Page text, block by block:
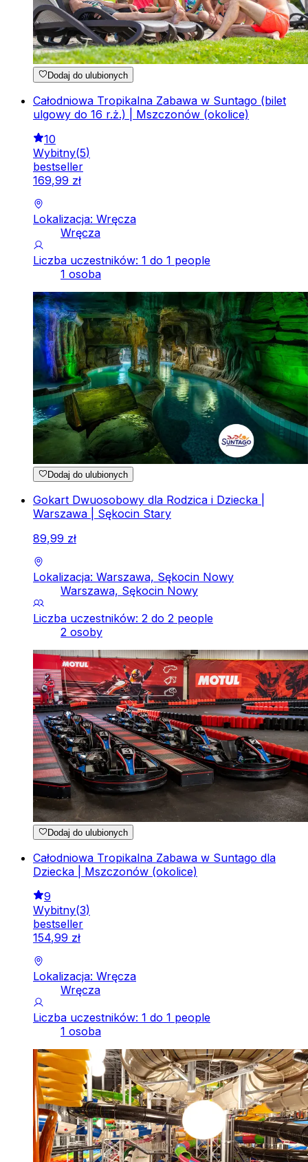
Dodaj do ulubionych
Całodniowa Tropikalna Zabawa w Suntago (bilet
ulgowy do 16 r.ż.) | Mszczonów (okolice)
10
Wybitny(5)
bestseller
169,99 zł
Lokalizacja: Wręcza
Wręcza
Liczba uczestników: 1 do 1 people
1 osoba
Dodaj do ulubionych
Gokart Dwuosobowy dla Rodzica i Dziecka |
Warszawa | Sękocin Stary
89,99 zł
Lokalizacja: Warszawa, Sękocin Nowy
Warszawa, Sękocin Nowy
Liczba uczestników: 2 do 2 people
2 osoby
Dodaj do ulubionych
Całodniowa Tropikalna Zabawa w Suntago dla
Dziecka | Mszczonów (okolice)
9
Wybitny(3)
bestseller
154,99 zł
Lokalizacja: Wręcza
Wręcza
Liczba uczestników: 1 do 1 people
1 osoba